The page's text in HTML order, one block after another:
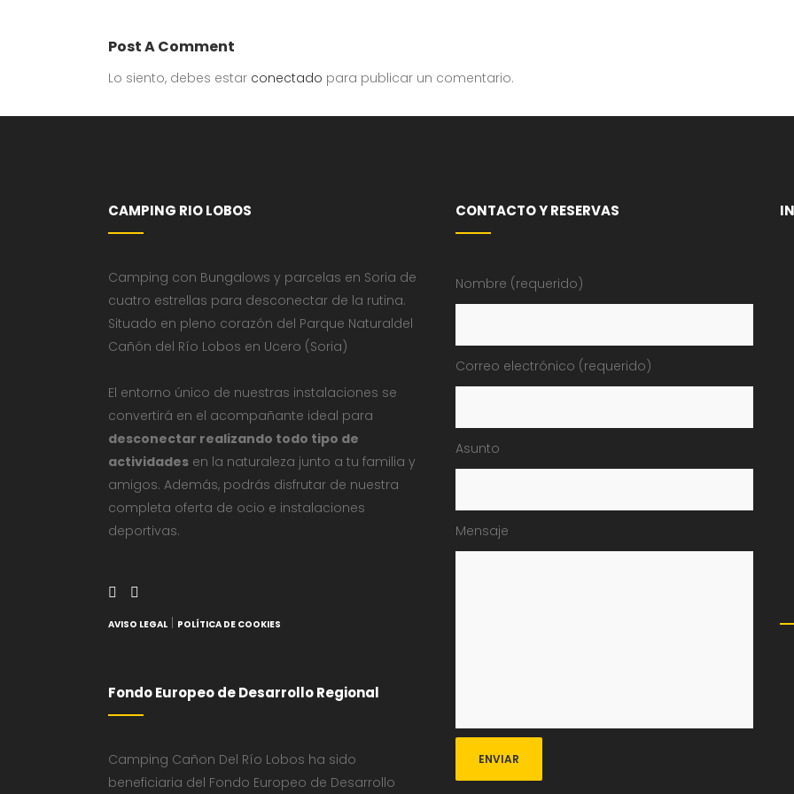
Post A Comment
Lo siento, debes estar conectado para publicar un comentario.
CAMPING RIO LOBOS
Camping con Bungalows y parcelas en Soria de
cuatro estrellas para desconectar de la rutina.
Situado en pleno corazón del Parque Naturaldel
Cañón del Río Lobos en Ucero (Soria)
El entorno único de nuestras instalaciones se
convertirá en el acompañante ideal para
desconectar realizando todo tipo de
actividades en la naturaleza junto a tu familia y
amigos. Además, podrás disfrutar de nuestra
completa oferta de ocio e instalaciones
deportivas.
AVISO LEGAL POLÍTICA DE COOKIES
Fondo Europeo de Desarrollo Regional
Camping Cañon Del Río Lobos ha sido
beneficiaria del Fondo Europeo de Desarrollo
CONTACTO Y RESERVAS
Nombre (requerido)
Correo electrónico (requerido)
Asunto
Mensaje